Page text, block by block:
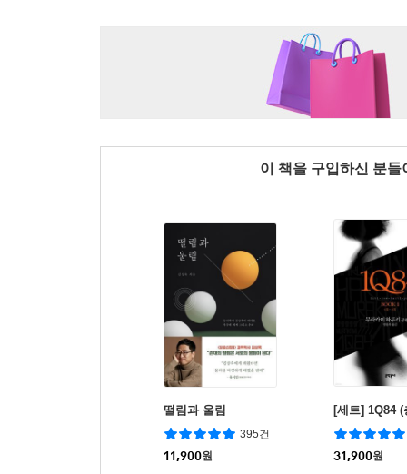
이 책을 구입하신 분
떨림과 울림
395건
11,900원
[세트] 1Q84 (
31,900원